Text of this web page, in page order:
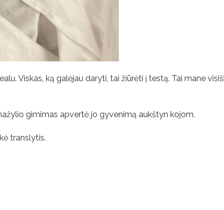
Viskas, ką galėjau daryti, tai žiūrėti į testą. Tai mane
gimimas apvertė jo gyvenimą aukštyn kojom.
translytis.